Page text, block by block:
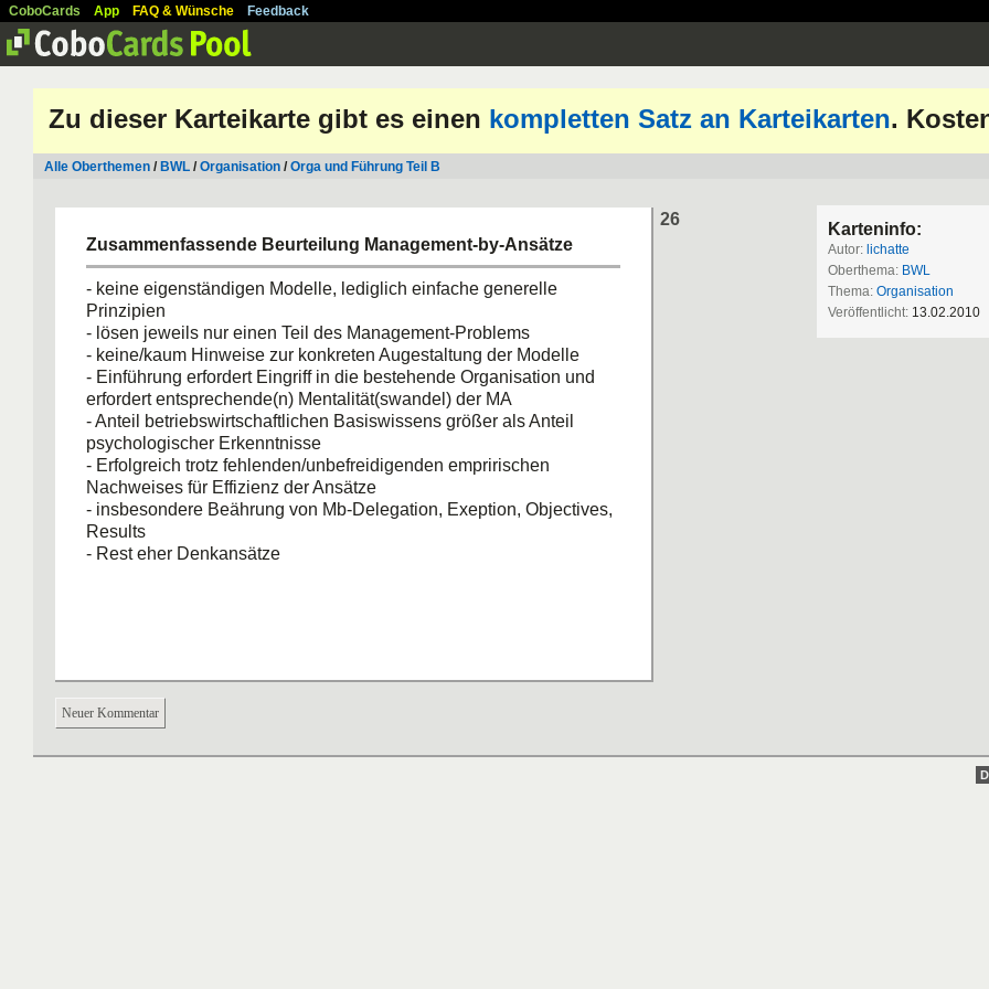
CoboCards App FAQ & Wünsche Feedback
Zu dieser Karteikarte gibt es einen kompletten Satz an Karteikarten.
Alle Oberthemen / BWL /Organisation /Orga und Führung Teil B
26
Zusammenfassende Beurteilung Management-by-Ansätze
- keine eigenständigen Modelle, lediglich einfache generelle
Prinzipien
- lösen jeweils nur einen Teil des Management-Problems
- keine/kaum Hinweise zur konkreten Augestaltung der Modelle
- Einführung erfordert Eingriff in die bestehende Organisation und
erfordert entsprechende(n) Mentalität(swandel) der MA
- Anteil betriebswirtschaftlichen Basiswissens größer als Anteil
psychologischer Erkenntnisse
- Erfolgreich trotz fehlenden/unbefreidigenden empririschen
Nachweises für Effizienz der Ansätze
- insbesondere Beährung von Mb-Delegation, Exeption, Objectives,
Results
- Rest eher Denkansätze
Neuer Kommentar
Karteninfo:
Autor: lichatte
Oberthema: BWL
Thema: Organisation
Veröffentlicht: 13.02.2010